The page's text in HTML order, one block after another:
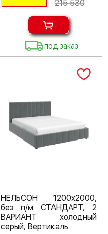
215 530
под заказ
НЕЛЬСОН 1200х2000,
без п/м СТАНДАРТ, 2
ВАРИАНТ холодный
серый, Вертикаль